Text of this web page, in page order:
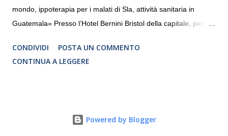
mondo, ippoterapia per i malati di Sla, attività sanitaria in
Guatemala» Presso l’Hotel Bernini Bristol della capitale, per la
programmazione del Rotary Club Roma Sud-Est che festeggia
i quaranta anni di attività. Un’occasione per raccontare al
riguardano sia il territorio che le missioni all’estero in paesi in
CONDIVIDI
POSTA UN COMMENTO
CONTINUA A LEGGERE
Powered by Blogger